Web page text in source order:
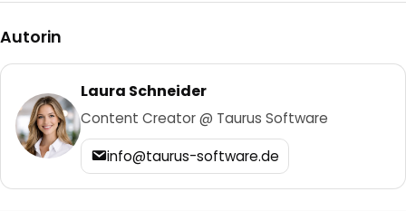
Autorin
Laura Schneider
Content Creator @ Taurus Software
info@taurus-software.de